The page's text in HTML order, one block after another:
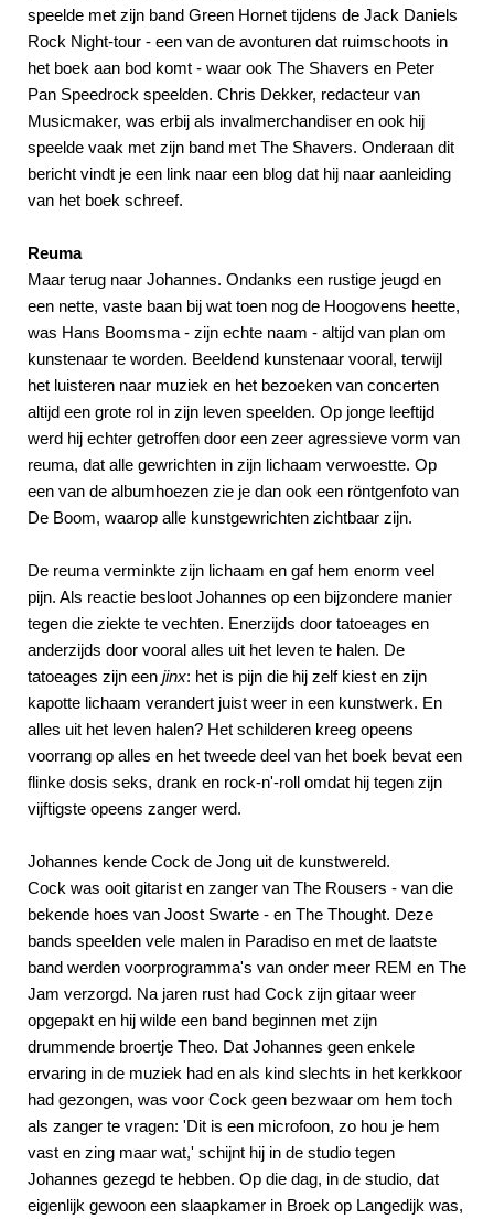
speelde met zijn band Green Hornet tijdens de Jack Daniels
Rock Night-tour - een van de avonturen dat ruimschoots in
het boek aan bod komt - waar ook The Shavers en Peter
Pan Speedrock speelden. Chris Dekker, redacteur van
Musicmaker, was erbij als invalmerchandiser en ook hij
speelde vaak met zijn band met The Shavers. Onderaan dit
bericht vindt je een link naar een blog dat hij naar aanleiding
van het boek schreef.
Reuma
Maar terug naar Johannes. Ondanks een rustige jeugd en
een nette, vaste baan bij wat toen nog de Hoogovens heette,
was Hans Boomsma - zijn echte naam - altijd van plan om
kunstenaar te worden. Beeldend kunstenaar vooral, terwijl
het luisteren naar muziek en het bezoeken van concerten
altijd een grote rol in zijn leven speelden. Op jonge leeftijd
werd hij echter getroffen door een zeer agressieve vorm van
reuma, dat alle gewrichten in zijn lichaam verwoestte. Op
een van de albumhoezen zie je dan ook een röntgenfoto van
De Boom, waarop alle kunstgewrichten zichtbaar zijn.
De reuma verminkte zijn lichaam en gaf hem enorm veel
pijn. Als reactie besloot Johannes op een bijzondere manier
tegen die ziekte te vechten. Enerzijds door tatoeages en
anderzijds door vooral alles uit het leven te halen. De
tatoeages zijn een jinx: het is pijn die hij zelf kiest en zijn
kapotte lichaam verandert juist weer in een kunstwerk. En
alles uit het leven halen? Het schilderen kreeg opeens
voorrang op alles en het tweede deel van het boek bevat een
flinke dosis seks, drank en rock-n'-roll omdat hij tegen zijn
vijftigste opeens zanger werd.
Johannes kende Cock de Jong uit de kunstwereld.
Cock was ooit gitarist en zanger van The Rousers - van die
bekende hoes van Joost Swarte - en The Thought. Deze
bands speelden vele malen in Paradiso en met de laatste
band werden voorprogramma's van onder meer REM en The
Jam verzorgd. Na jaren rust had Cock zijn gitaar weer
opgepakt en hij wilde een band beginnen met zijn
drummende broertje Theo. Dat Johannes geen enkele
ervaring in de muziek had en als kind slechts in het kerkkoor
had gezongen, was voor Cock geen bezwaar om hem toch
als zanger te vragen: 'Dit is een microfoon, zo hou je hem
vast en zing maar wat,' schijnt hij in de studio tegen
Johannes gezegd te hebben. Op die dag, in de studio, dat
eigenlijk gewoon een slaapkamer in Broek op Langedijk was,